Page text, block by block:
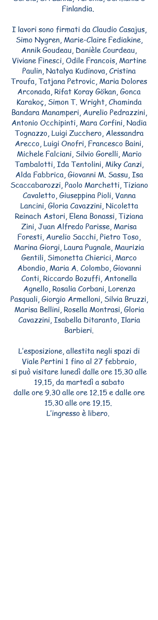
Finlandia.
I lavori sono firmati da Claudio Casajus,
Simo Nygren, Marie-Claire Fediakine,
Annik Goudeau, Danièle Courdeau,
Viviane Finesci, Odile Francois, Martine
Paulin, Natalya Kudinova, Cristina
Troufa, Tatjana Petrovic, Maria Dolores
Arconada, Rifat Koray Gökan, Gonca
Karakoç, Simon T. Wright, Chaminda
Bandara Manamperi, Aurelio Pedrazzini,
Antonio Occhipinti, Mara Corfini, Nadia
Tognazzo, Luigi Zucchero, Alessandra
Arecco, Luigi Onofri, Francesco Baini,
Michele Falciani, Silvio Gorelli, Mario
Tambalotti, Ida Tentolini, Miky Canzi,
Alda Fabbrica, Giovanni M. Sassu, Isa
Scaccabarozzi, Paolo Marchetti, Tiziano
Cavaletto, Giuseppina Pioli, Vanna
Lancini, Gloria Cavazzini, Nicoletta
Reinach Astori, Elena Bonassi, Tiziana
Zini, Juan Alfredo Parisse, Marisa
Foresti, Aurelio Sacchi, Pietro Toso,
Marina Giorgi, Laura Pugnale, Maurizia
Gentili, Simonetta Chierici, Marco
Abondio, Maria A. Colombo, Giovanni
Conti, Riccardo Bozuffi, Antonella
Agnello, Rosalia Corbani, Lorenza
Pasquali, Giorgio Armelloni, Silvia Bruzzi,
Marisa Bellini, Rosella Montrasi, Gloria
Cavazzini, Isabella Ditaranto, Ilaria
Barbieri.
L’esposizione, allestita negli spazi di
Viale Pertini 1 fino al 27 febbraio,
si può visitare lunedì dalle ore 15.30 alle
19.15, da martedì a sabato
dalle ore 9.30 alle ore 12.15 e dalle ore
15.30 alle ore 19.15.
L’ingresso è libero.